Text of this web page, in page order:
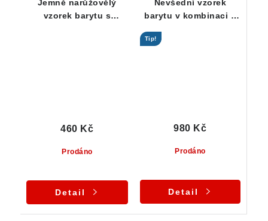
Jemně narůžovělý
vzorek barytu s
Prodáno
460 Kč
Detail
Nevšední vzorek
barytu v kombinaci s
Tip!
Prodáno
980 Kč
Detail